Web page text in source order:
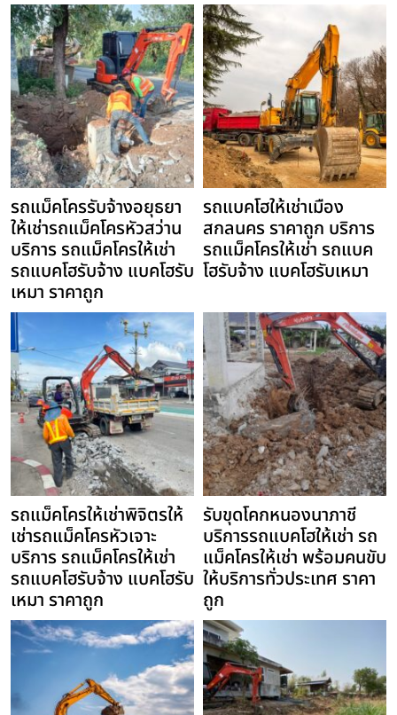
รถแม็คโครรับจ้างอยุธยา
ให้เช่ารถแม็คโครหัวสว่าน
บริการ รถแม็คโครให้เช่า
รถแบคโฮรับจ้าง แบคโฮรับ
เหมา ราคาถูก
รถแบคโฮให้เช่าเมือง
สกลนคร ราคาถูก บริการ
รถแม็คโครให้เช่า รถแบค
โฮรับจ้าง แบคโฮรับเหมา
รถแม็คโครให้เช่าพิจิตรให้
เช่ารถแม็คโครหัวเจาะ
บริการ รถแม็คโครให้เช่า
รถแบคโฮรับจ้าง แบคโฮรับ
เหมา ราคาถูก
รับขุดโคกหนองนาภาชี
บริการรถแบคโฮให้เช่า รถ
แม็คโครให้เช่า พร้อมคนขับ
ให้บริการทั่วประเทศ ราคา
ถูก